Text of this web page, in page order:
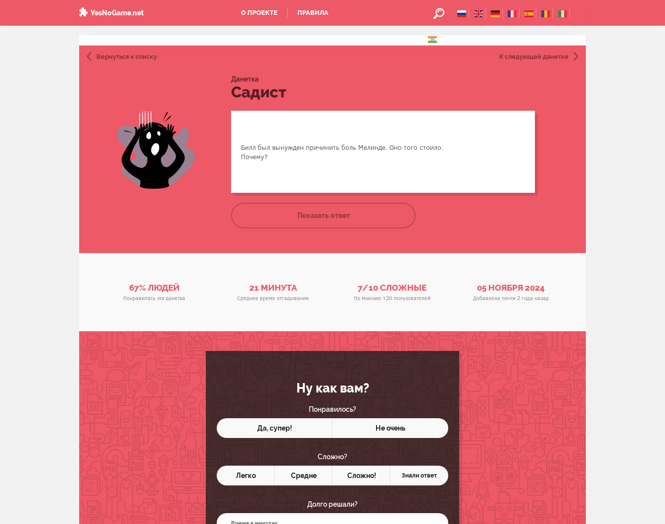
О ПРОЕКТЕ ПРАВИЛА
YesNoGame.net
Вернуться к списку К следующей данетке
Данетка
Садист
Билл был вынужден причинить боль Мелинде. Оно того стоило.
Почему?
собственноручно проколоть ей ухо и вставить в него драгоценную серёжку,
Показать ответ
Ну как вам?
Понравилось?
Да, супер! Не очень
Сложно?
Легко Средне Сложно! Знали ответ
Долго решали?
67% ЛЮДЕЙ
Понравилась эта данетка
21 МИНУТА
Среднее время отгадывания
7/10 СЛОЖНЫЕ
По мнению 120 пользователей
05 НОЯБРЯ 2024
Добавлена почти 2 года назад